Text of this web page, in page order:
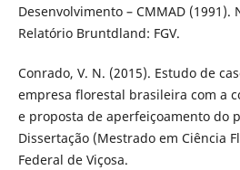
Desenvolvimento – CMMAD (1991).
Relatório Bruntdland: FGV.
Conrado, V. N. (2015). Estudo de
empresa florestal brasileira com a
e proposta de aperfeiçoamento do
Dissertação (Mestrado em Ciência
Federal de Viçosa.